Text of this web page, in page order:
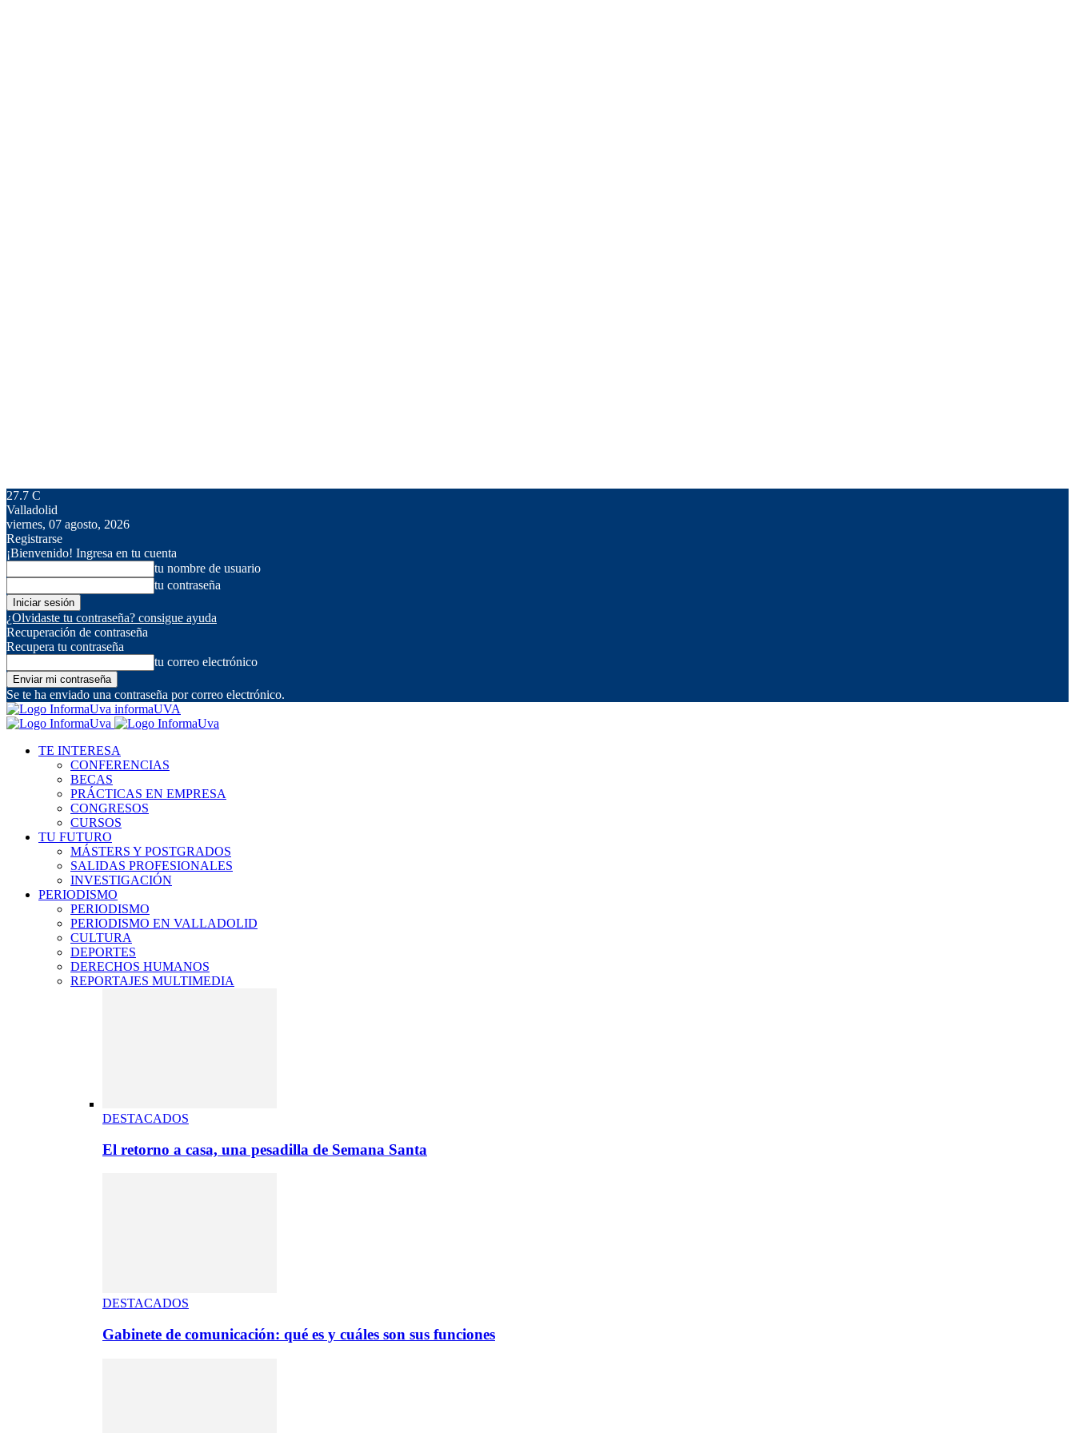
27.7 C
Valladolid
viernes, 07 agosto, 2026
Registrarse
¡Bienvenido! Ingresa en tu cuenta
tu nombre de usuario
tu contraseña
¿Olvidaste tu contraseña? consigue ayuda
Recuperación de contraseña
Recupera tu contraseña
tu correo electrónico
Se te ha enviado una contraseña por correo electrónico.
informaUVA
TE INTERESA
CONFERENCIAS
BECAS
PRÁCTICAS EN EMPRESA
CONGRESOS
CURSOS
TU FUTURO
MÁSTERS Y POSTGRADOS
SALIDAS PROFESIONALES
INVESTIGACIÓN
PERIODISMO
PERIODISMO
PERIODISMO EN VALLADOLID
CULTURA
DEPORTES
DERECHOS HUMANOS
REPORTAJES MULTIMEDIA
DESTACADOS
El retorno a casa, una pesadilla de Semana Santa
DESTACADOS
Gabinete de comunicación: qué es y cuáles son sus funciones